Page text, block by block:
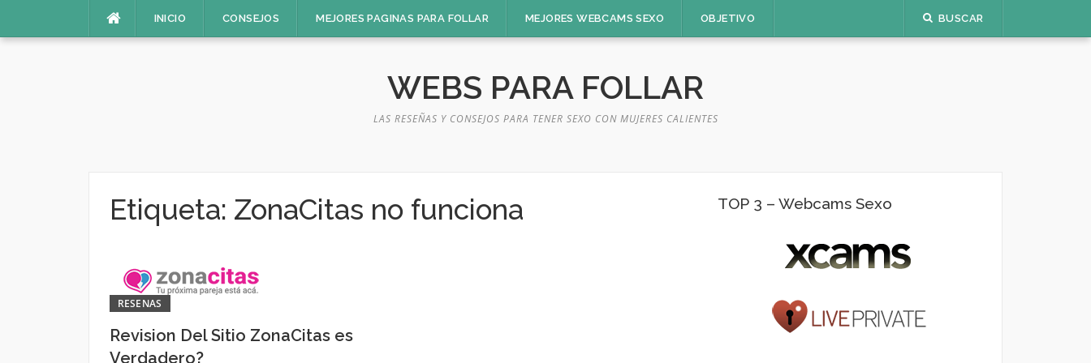
INICIO CONSEJOS MEJORES PAGINAS PARA FOLLAR MEJORES WEBCAMS SEXO OBJETIVO BUSCAR
WEBS PARA FOLLAR
LAS RESEÑAS Y CONSEJOS PARA TENER SEXO CON MUJERES CALIENTES
Etiqueta: ZonaCitas no funciona
RESENAS
Revision Del Sitio ZonaCitas es
Verdadero?
TOP 3 – Webcams Sexo